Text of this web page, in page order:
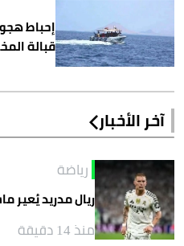
إحباط
قبالة
آخر الأخبار
رياضة
ريال مدريد يُعير
منذ 14 دقيقة